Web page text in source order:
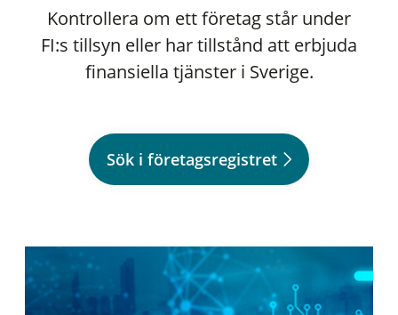
Kontrollera om ett företag står under
FI:s tillsyn eller har tillstånd att erbjuda
finansiella tjänster i Sverige.
Sök i företagsregistret